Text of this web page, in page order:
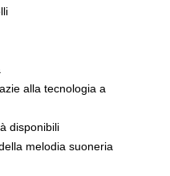
alla tecnologia a
disponibili
melodia suoneria